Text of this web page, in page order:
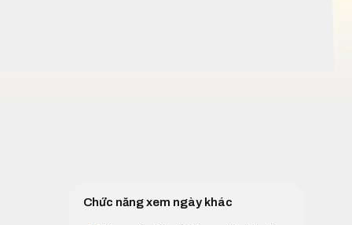
Chức năng xem ngày khác